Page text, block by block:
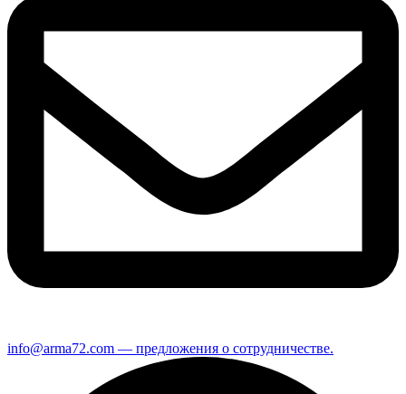
info@arma72.com — предложения о сотрудничестве.